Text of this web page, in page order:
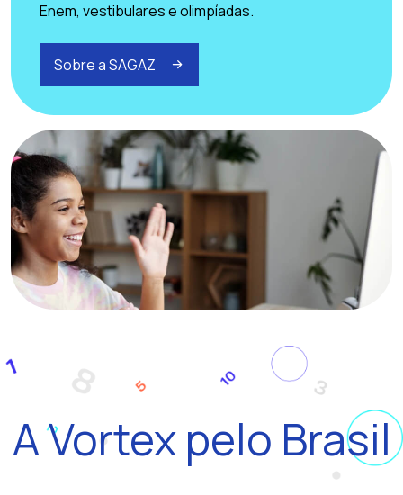
Enem, vestibulares e olimpíadas.
Sobre a SAGAZ
A Vortex pelo Brasil